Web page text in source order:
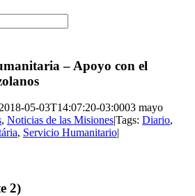
– Apoyo con el
05-03T14:07:20-03:0003 mayo
, Noticias de las Misiones|Tags: Diario,
, Servicio Humanitario|
2)